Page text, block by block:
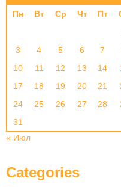
Пн Вт Ср Чт Пт
3
4 5 6 7
10
11 12 13 14
17
18 19 20 21
24
25 26 27 28
31
« Июл
Categories